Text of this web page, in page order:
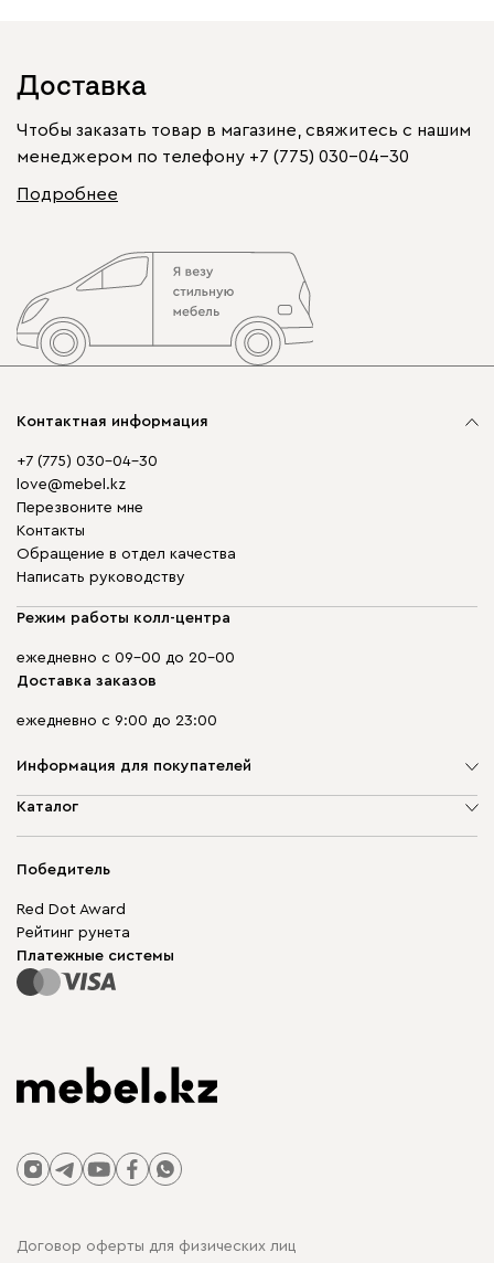
Доставка
Чтобы заказать товар в магазине, свяжитесь с нашим
менеджером по телефону +7 (775) 030-04-30
Подробнее
Контактная информация
+7 (775) 030-04-30
love@mebel.kz
Перезвоните мне
Контакты
Обращение в отдел качества
Написать руководству
Режим работы колл-центра
ежедневно с 09-00 до 20-00
Доставка заказов
ежедневно с 9:00 до 23:00
Информация для покупателей
О компании
Гарантия
Карта сайта
Каталог
Корпусная мебель
Модульная мебель
Столы и стулья
Победитель
Red Dot Award
Рейтинг рунета
Платежные системы
Договор оферты для физических лиц